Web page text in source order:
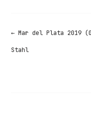
←Mar del Plata 2019
Stahl